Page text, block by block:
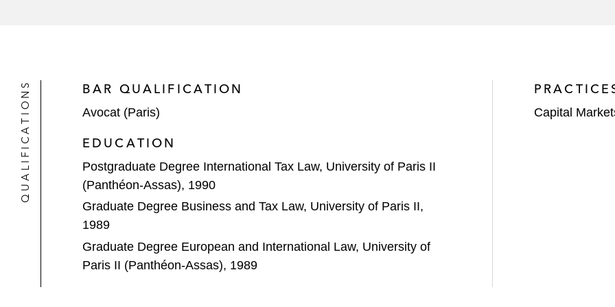
QUALIFICATIONS BAR QUALIFICATION
Avocat (Paris)
EDUCATION
Postgraduate Degree International Tax Law, University of Paris II
(Panthéon-Assas), 1990
Graduate Degree Business and Tax Law, University of Paris II,
1989
Graduate Degree European and International Law, University of
Paris II (Panthéon-Assas), 1989
Capital